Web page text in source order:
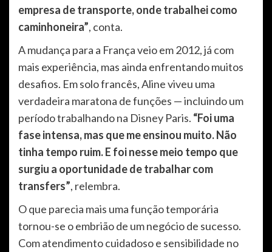
empresa de transporte, onde trabalhei como
caminhoneira”, conta.
A mudança para a França veio em 2012, já com
mais experiência, mas ainda enfrentando muitos
desafios. Em solo francês, Aline viveu uma
verdadeira maratona de funções — incluindo um
período trabalhando na Disney Paris. “Foi uma
fase intensa, mas que me ensinou muito. Não
tinha tempo ruim. E foi nesse meio tempo que
surgiu a oportunidade de trabalhar com
transfers”, relembra.
O que parecia mais uma função temporária
tornou-se o embrião de um negócio de sucesso.
Com atendimento cuidadoso e sensibilidade no